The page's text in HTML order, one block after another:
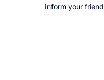
Inform your friend